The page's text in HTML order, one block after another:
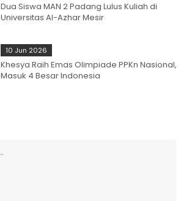
Dua Siswa MAN 2 Padang Lulus Kuliah di
Universitas Al-Azhar Mesir
10 Jun 2026
Khesya Raih Emas Olimpiade PPKn Nasional,
Masuk 4 Besar Indonesia